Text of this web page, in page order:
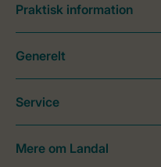
Praktisk information
Generelt
Service
Mere om Landal